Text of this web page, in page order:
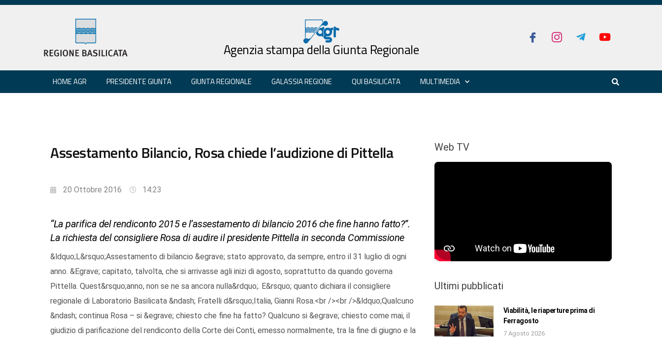
Agenzia stampa della Giunta Regionale
HOME AGR PRESIDENTE GIUNTA GIUNTA REGIONALE GALASSIA REGIONE QUI BASILICATA MULTIMEDIA
Assestamento Bilancio, Rosa chiede l’audizione di Pittella
20 Ottobre 2016 14:23
“La parifica del rendiconto 2015 e l’assestamento di bilancio 2016 che fine hanno fatto?”.
La richiesta del consigliere Rosa di audire il presidente Pittella in seconda Commissione
&ldquo;L&rsquo;Assestamento di bilancio &egrave; stato approvato, da sempre, entro il 31 luglio di ogni
anno. &Egrave; capitato, talvolta, che si arrivasse agli inizi di agosto, soprattutto da quando governa
Pittella. Quest&rsquo;anno, non se ne sa ancora nulla&rdquo;. E&rsquo; quanto dichiara il consigliere
regionale di Laboratorio Basilicata &ndash; Fratelli d&rsquo;Italia, Gianni Rosa.<br /><br />&ldquo;Qualcuno
&ndash; continua Rosa – si &egrave; chiesto che fine ha fatto? Qualcuno si &egrave; chiesto come mai, il
giudizio di parificazione del rendiconto della Corte dei Conti, emesso normalmente, tra la fine di giugno e la
Web TV
Ultimi pubblicati
Viabilità, le riaperture prima di
Ferragosto
7 Agosto 2026